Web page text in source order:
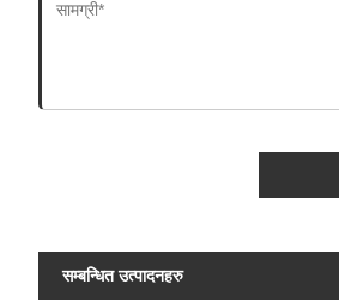
सम्बन्धित उत्पादनहरु